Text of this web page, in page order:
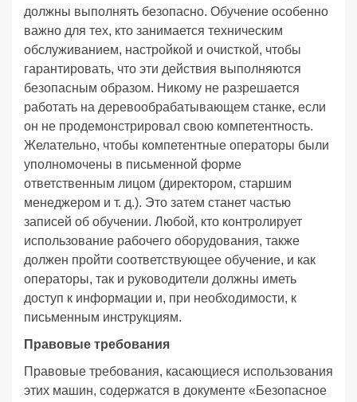
должны выполнять безопасно. Обучение особенно
важно для тех, кто занимается техническим
обслуживанием, настройкой и очисткой, чтобы
гарантировать, что эти действия выполняются
безопасным образом. Никому не разрешается
работать на деревообрабатывающем станке, если
он не продемонстрировал свою компетентность.
Желательно, чтобы компетентные операторы были
уполномочены в письменной форме
ответственным лицом (директором, старшим
менеджером и т. д.). Это затем станет частью
записей об обучении. Любой, кто контролирует
использование рабочего оборудования, также
должен пройти соответствующее обучение, и как
операторы, так и руководители должны иметь
доступ к информации и, при необходимости, к
письменным инструкциям.
Правовые требования
Правовые требования, касающиеся использования
этих машин, содержатся в документе «Безопасное